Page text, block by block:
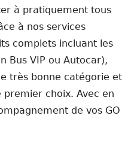
à pratiquement tous
à nos services
complets incluant les
Bus VIP ou Autocar),
très bonne catégorie et
premier choix. Avec en
de vos GO